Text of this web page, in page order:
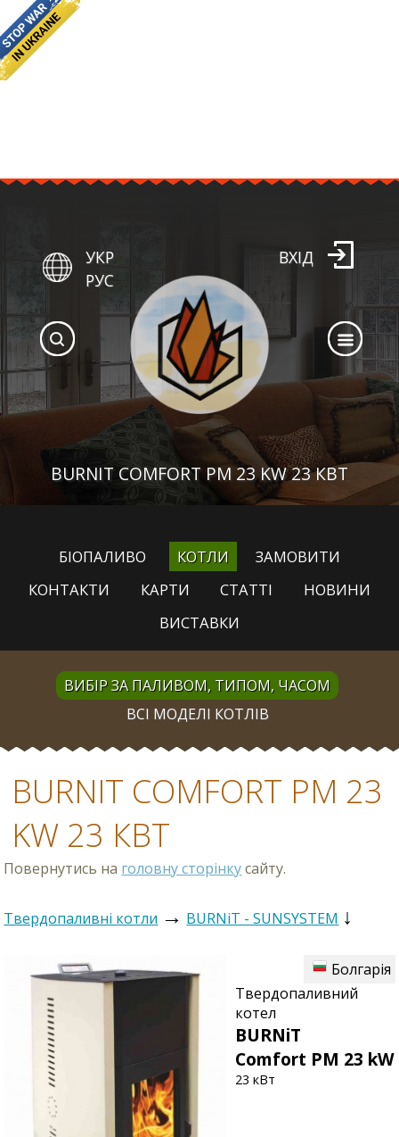
BURNIT COMFORT PM 23 KW 23 КВТ
УКР
РУС
ВХІД
БІОПАЛИВО КОТЛИ
ЗАМОВИТИ
КОНТАКТИ
КАРТИ СТАТТІ
НОВИНИ
ВИСТАВКИ
ВИБІР ЗА ПАЛИВОМ, ТИПОМ, ЧАСОМ
ВСІ МОДЕЛІ КОТЛІВ
BURNIT COMFORT PM 23
KW 23 КВТ
Повернутись на головну сторінкусайту.
Твердопаливні котли → BURNiT - SUNSYSTEM ↓
Болгарія
Твердопаливний
котел
BURNiT
Comfort PM 23 kW
23 кВт